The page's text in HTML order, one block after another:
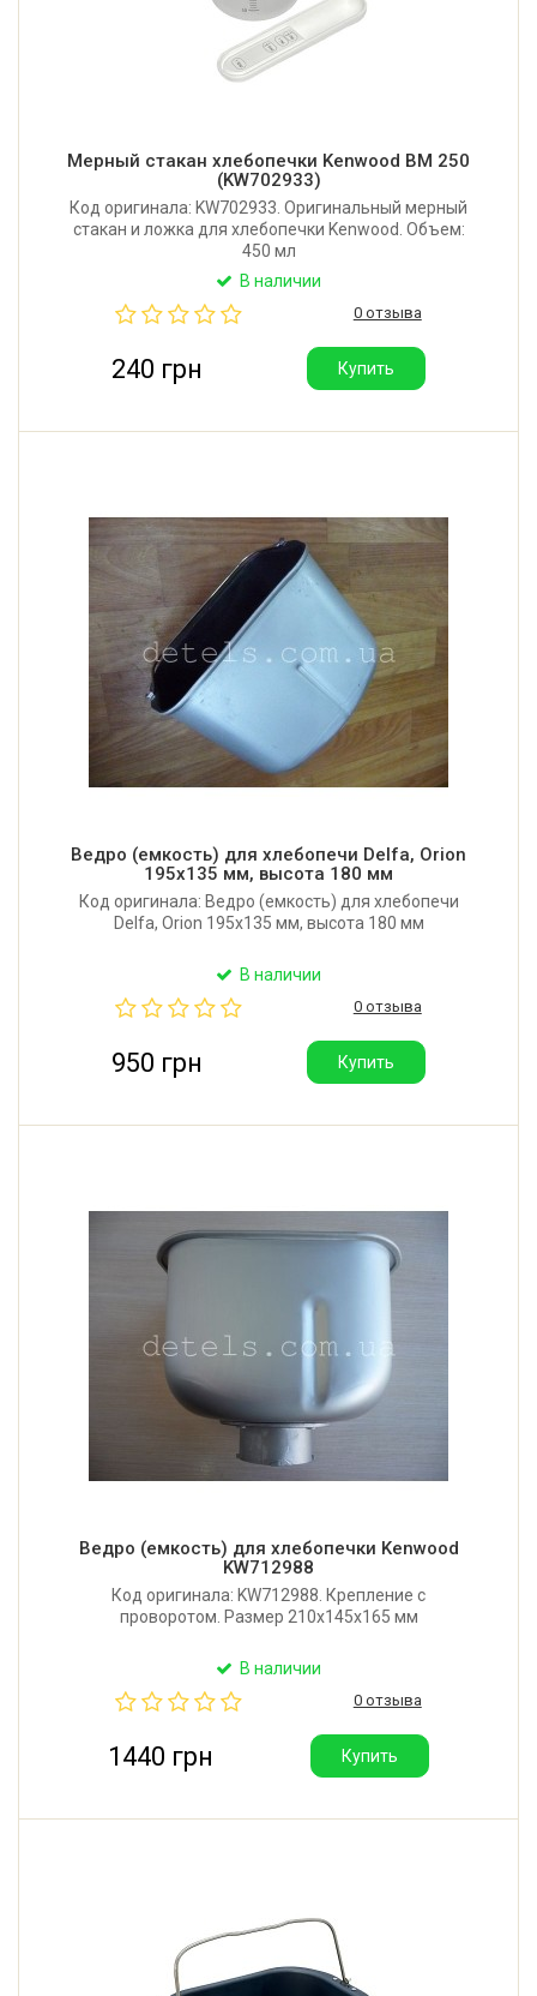
Мерный стакан хлебопечки Kenwood BM 250
(KW702933)
Код оригинала: KW702933. Оригинальный мерный
стакан и ложка для хлебопечки Kenwood. Объем:
450 мл
В наличии
0 отзыва
240 грн Купить
Ведро (емкость) для хлебопечи Delfa, Orion
195x135 мм, высота 180 мм
Код оригинала: Ведро (емкость) для хлебопечи
Delfa, Orion 195x135 мм, высота 180 мм
В наличии
0 отзыва
950 грн Купить
Ведро (емкость) для хлебопечки Kenwood
KW712988
Код оригинала: KW712988. Крепление с
проворотом. Размер 210х145х165 мм
В наличии
0 отзыва
1440 грн Купить